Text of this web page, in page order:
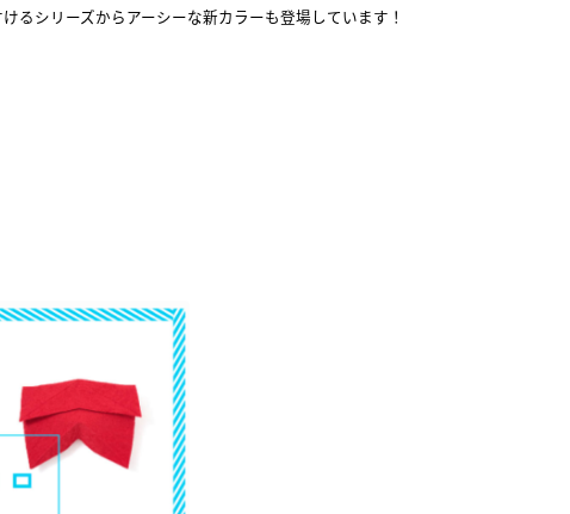
シリーズからアーシーな新カラーも登場しています！